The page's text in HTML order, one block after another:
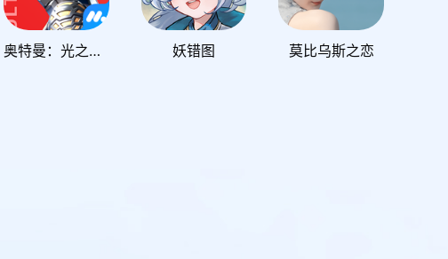
奥特曼：光之战士 妖错图 莫比乌斯之恋